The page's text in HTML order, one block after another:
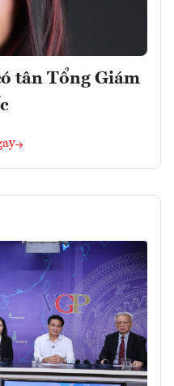
tân Tổng Giám